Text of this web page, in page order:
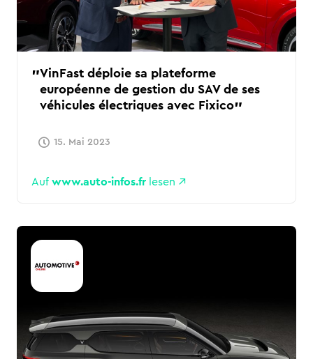
VinFast déploie sa plateforme
européenne de gestion du SAV de ses
véhicules électriques avec Fixico
15. Mai 2023
Auf www.auto-infos.fr lesen